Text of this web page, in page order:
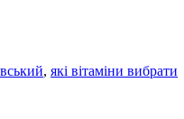
, які вітаміни вибрати